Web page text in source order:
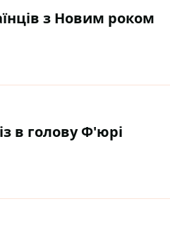
з Новим роком
в голову Ф'юрі